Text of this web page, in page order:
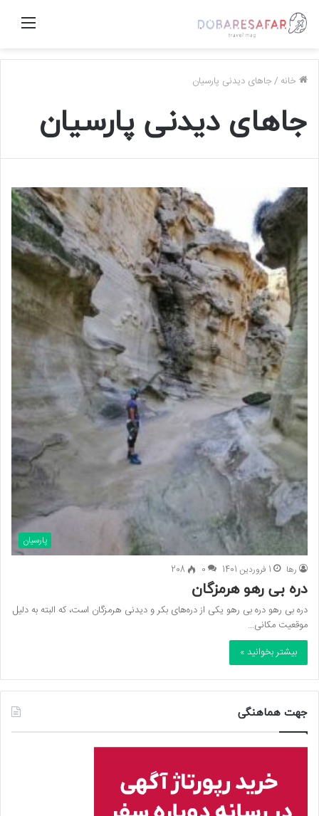
منو
خانه /جاهای دیدنی پارسیان
جاهای دیدنی پارسیان
پارسیان
رها 1 فروردین 1401 0
208
دره بی رهو هرمزگان
دره بی رهو دره بی رهو یکی از دره‌های بکر و دیدنی هرمزگان است، که البته به دلیل
موقعیت مکانی…
بیشتر بخوانید »
جهت هماهنگی